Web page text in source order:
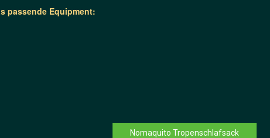
passende Equipment:
Nomaquito Tropenschlafsack